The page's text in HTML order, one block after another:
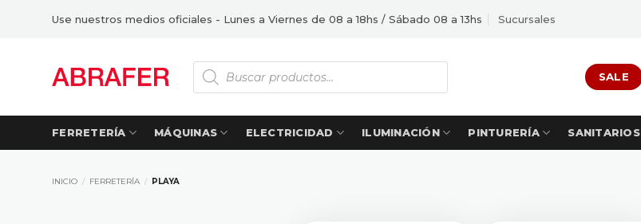
Use nuestros medios oficiales - Lunes a Viernes de 08 a 18hs / Sábado 08 a 13hs Sucursales
Búsqueda
de
productos
SALE
FERRETERÍA MÁQUINAS ELECTRICIDAD ILUMINACIÓN PINTURERÍA SANITARIOS
INICIO / FERRETERÍA / PLAYA